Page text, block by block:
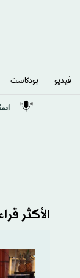
فيديو بودكاست
الأكثر